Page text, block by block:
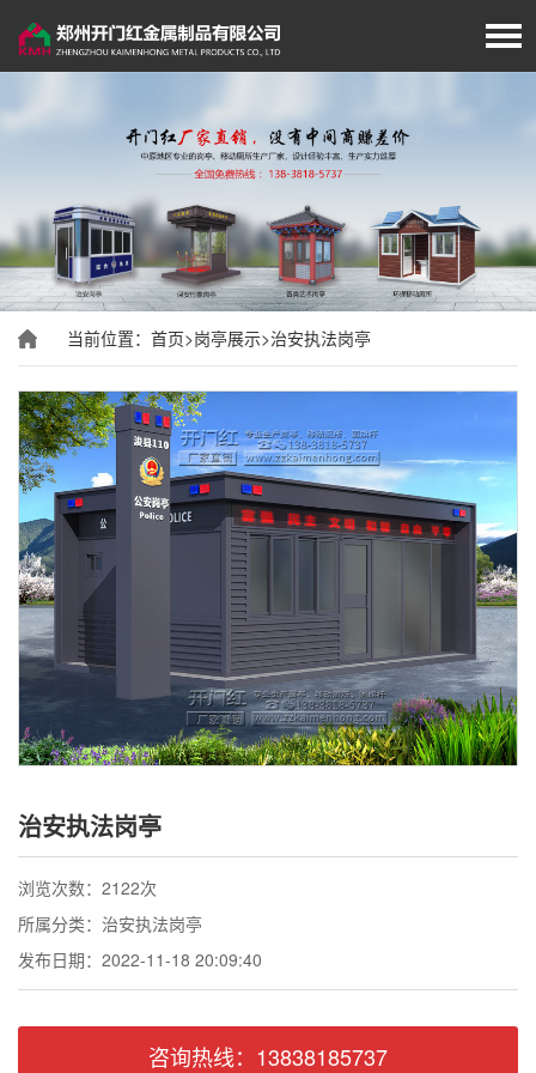
首页
厂家简介
岗亭展示
移动厕所
旗杆展示
垃圾分类房/亭
经典案例
新闻资讯
联系我们
当前位置： 首页>岗亭展示>治安执法岗亭
治安执法岗亭
浏览次数：2122次
所属分类：治安执法岗亭
发布日期：2022-11-18 20:09:40
咨询热线：13838185737